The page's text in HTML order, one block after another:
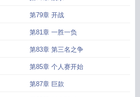
第79章 开战
第81章 一胜一负
第83章 第三名之争
第85章 个人赛开始
第87章 巨款